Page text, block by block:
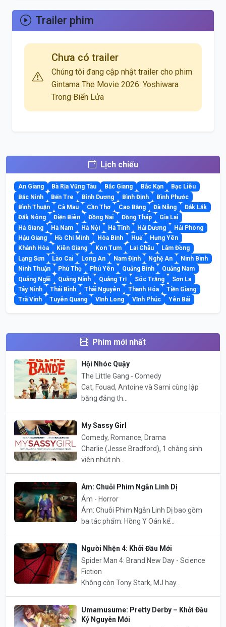
Trailer phim
Chưa có trailer
Chúng tôi đang cập nhật trailer cho phim
Gintama The Movie 2026: Yoshiwara
Trong Biển Lửa
Lịch chiếu
An Giang Bà Rịa Vũng Tàu Bắc Giang Bắc Kạn
Bạc Liêu
Bắc Ninh
Bến Tre Bình Dương Bình Định
Bình Phước
Bình Thuận
Cà Mau Cần Thơ Cao Bằng Đà Nẵng
Đắk Lắk
Đắk Nông
Điện Biên Đồng Nai Đồng Tháp
Gia Lai
Hà Giang
Hà Nam Hà Nội Hà Tĩnh Hải Dương
Hải Phòng
Hậu Giang
Hồ Chí Minh Hòa Bình Huế
Hưng Yên
Khánh Hòa
Kiên Giang Kon Tum Lai Châu
Lâm Đồng
Lạng Sơn
Lào Cai Long An Nam Định Nghệ An
Ninh Bình
Ninh Thuận
Phú Thọ Phú Yên Quảng Bình
Quảng Nam
Quảng Ngãi
Quảng Ninh Quảng Trị Sóc Trăng
Sơn La
Tây Ninh
Thái Bình Thái Nguyên Thanh Hóa
Tiền Giang
Trà Vinh
Tuyên Quang Vĩnh Long Vĩnh Phúc Yên Bái
Phim mới nhất
Hội Nhóc Quậy
The Little Gang - Comedy
Cat, Fouad, Antoine và Sami cùng lập
băng đảng th...
My Sassy Girl
Comedy, Romance, Drama
Charlie (Jesse Bradford), 1 chàng sinh
viên nhút nh...
Ám: Chuỗi Phim Ngắn Linh Dị
Ám - Horror
Ám: Chuỗi Phim Ngắn Linh Dị bao gồm
ba tác phẩm: Hồng Y Oán kể...
Người Nhện 4: Khởi Đầu Mới
Spider Man 4: Brand New Day - Science
Fiction
Không còn Tony Stark, MJ hay...
Umamusume: Pretty Derby – Khởi Đầu
Kỷ Nguyên Mới